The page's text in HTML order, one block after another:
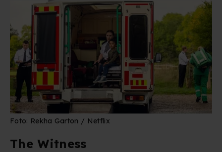
Foto: Rekha Garton / Netflix
The Witness